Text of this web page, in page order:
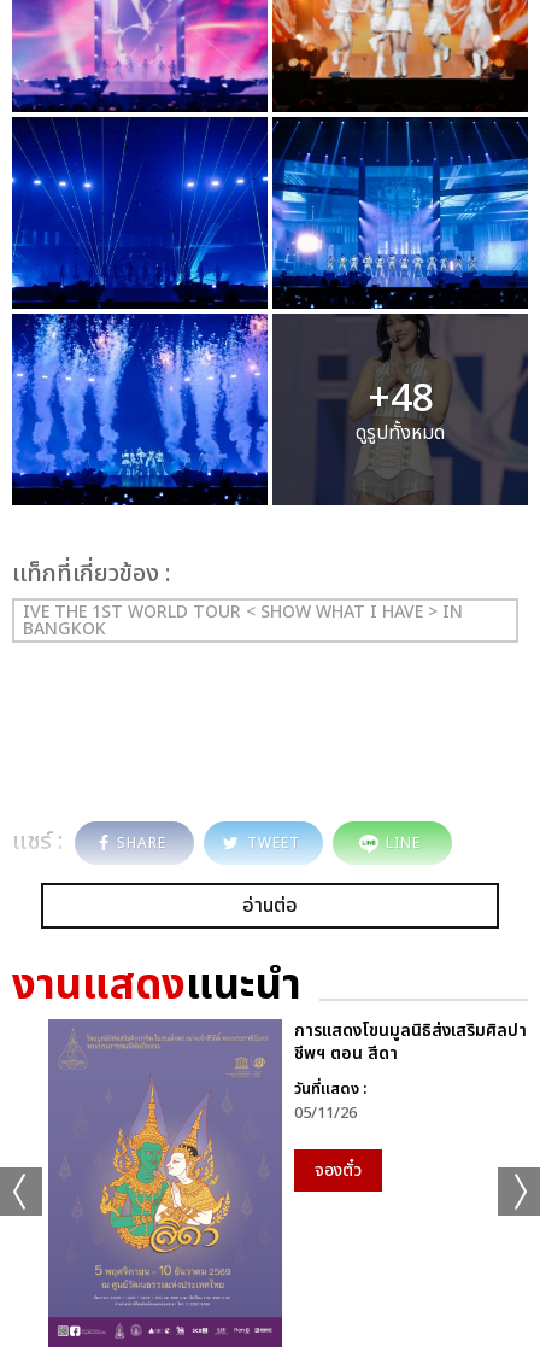
+48
ดูรูปทั้งหมด
เเท็กที่เกี่ยวข้อง :
IVE THE 1ST WORLD TOUR < SHOW WHAT I HAVE > IN
BANGKOK
แชร์ : SHARE TWEET LINE
อ่านต่อ
งานแสดงแนะนำ
การแสดงโขนมูลนิธิส่งเสริมศิลปา
ชีพฯ ตอน สีดา
วันที่แสดง :
05/11/26
จองตั๋ว